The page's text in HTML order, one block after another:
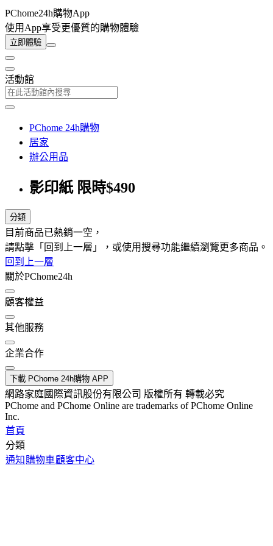
PChome24h購物App
使用App享受更優質的購物體驗
立即體驗
活動館
PChome 24h購物
居家
辦公用品
影印紙 限時$490
分類
目前商品已熱銷一空，
請點擊「回到上一層」，或使用搜尋功能繼續瀏覽更多商品。
回到上一層
關於PChome24h
顧客權益
其他服務
企業合作
下載 PChome 24h購物 APP
網路家庭國際資訊股份有限公司 版權所有 轉載必究
PChome and PChome Online are trademarks of PChome Online
Inc.
首頁
分類
通知 購物車顧客中心